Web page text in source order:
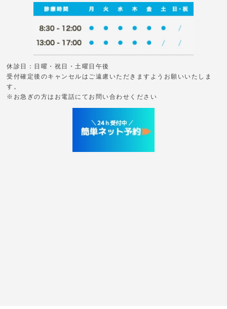
休診日：日曜・祝日・土曜日午後
受付確定後のキャンセルはご遠慮いただきますようお願いいたしま
す。
※お急ぎの方はお電話にてお問い合わせください